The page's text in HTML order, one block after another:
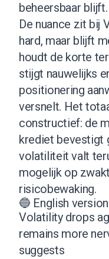
beheersbaar blijft.
De nuance zit bij
hard, maar blijft
houdt de korte
stijgt nauwelijks
positionering
versnelt. Het
constructief: de
krediet bevestigt
volatiliteit valt
mogelijk op
risicobewaking.
🔵 English version
Volatility drops
remains more
suggests